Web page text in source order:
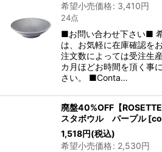
希望小売価格: 3,410円
24点
■お問い合わせ下さい■
は、お気軽に在庫確認を
注文数によっては受注生
カ月ほどお時間を頂く事
さい。 ■Conta…
廃盤40%OFF【
スタボウル パープル [
1,518円(税込)
希望小売価格: 2,530円